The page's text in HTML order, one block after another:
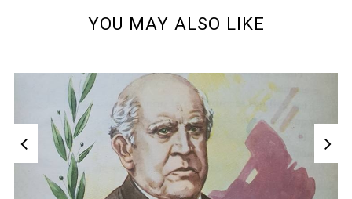
YOU MAY ALSO LIKE